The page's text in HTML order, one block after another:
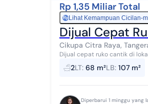
Rp 1,35 Miliar Total
RpLihat Kemampuan Cicilan-
Dijual Cepat
Cikupa Citra Raya,
Dijual cepat ruko cantik di lokasi strategis &
Alamat Property : Garden
2LT: 68 m²LB: 107 m²
Diperbarui 1 minggu yang